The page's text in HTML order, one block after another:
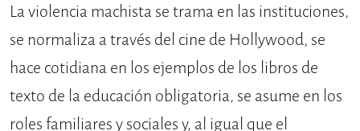
La violencia machista se trama en las instituciones,
se normaliza a través del cine de Hollywood, se
hace cotidiana en los ejemplos de los libros de
texto de la educación obligatoria, se asume en los
roles familiares y sociales y, al igual que el